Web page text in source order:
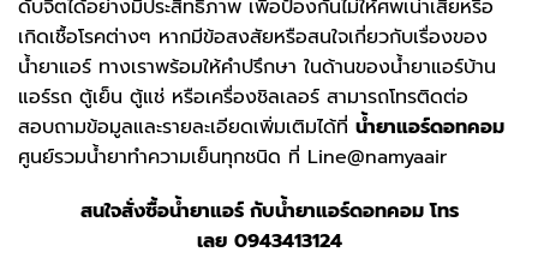
ดับจิตได้อย่างมีประสิทธิภาพ เพื่อป้องกันไม่ให้ศพเน่าเสียหรือ
เกิดเชื้อโรคต่างๆ หากมีข้อสงสัยหรือสนใจเกี่ยวกับเรื่องของ
น้ำยาแอร์ ทางเราพร้อมให้คำปรึกษา ในด้านของน้ำยาแอร์บ้าน
แอร์รถ ตู้เย็น ตู้แช่ หรือเครื่องชิลเลอร์ สามารถโทรติดต่อ
สอบถามข้อมูลและรายละเอียดเพิ่มเติมได้ที่ น้ำยาแอร์ดอทคอม
ศูนย์รวมน้ำยาทำความเย็นทุกชนิด ที่ Line@namyaair
สนใจสั่งซื้อน้ำยาแอร์ กับน้ำยาแอร์ดอทคอมโทร
เลย 0943413124